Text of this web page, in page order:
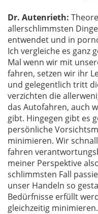
Dr. Autenrieth:
allerschlimmsten
entwendet und in
Ich vergleiche es ganz
Mal wenn wir mit
fahren, setzen wir ihr
und gelegentlich tritt
verzichten die
das Autofahren, auch
gibt. Hingegen gibt es
persönliche
minimieren. Wir
fahren
meiner Perspektive
schlimmsten Fall
unser Handeln so
Bedürfnisse erfüllt
gleichzeitig minimieren.